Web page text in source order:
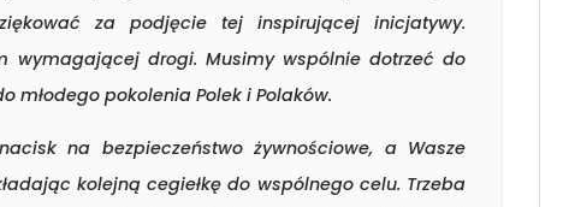
za podjęcie tej inspirującej inicjatywy.
wymagającej drogi. Musimy wspólnie dotrzeć do
młodego pokolenia Polek i Polaków.
na bezpieczeństwo żywnościowe, a Wasze
kolejną cegiełkę do wspólnego celu. Trzeba